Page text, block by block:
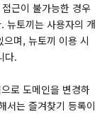
근이 불가능한 경우
뉴토끼는 사용자의 개
며, 뉴토끼 이용 시
다.
로 도메인을 변경하
서는 즐겨찾기 등록이